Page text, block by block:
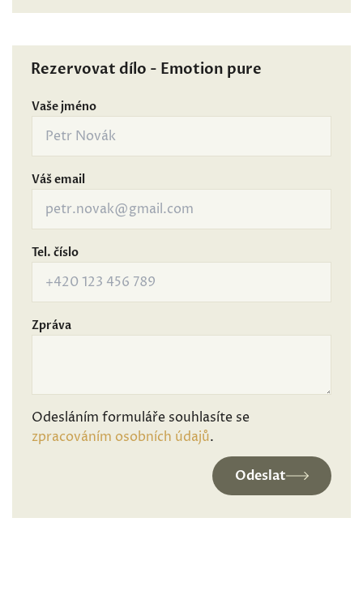
Rezervovat dílo - Emotion pure
Vaše jméno
Váš email
Tel. číslo
Zpráva
Odesláním formuláře souhlasíte se
zpracováním osobních údajů.
Odeslat